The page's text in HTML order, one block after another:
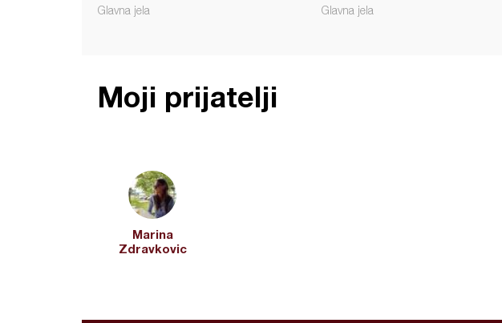
Glavna jela Glavna jela
Moji prijatelji
Marina
Zdravkovic